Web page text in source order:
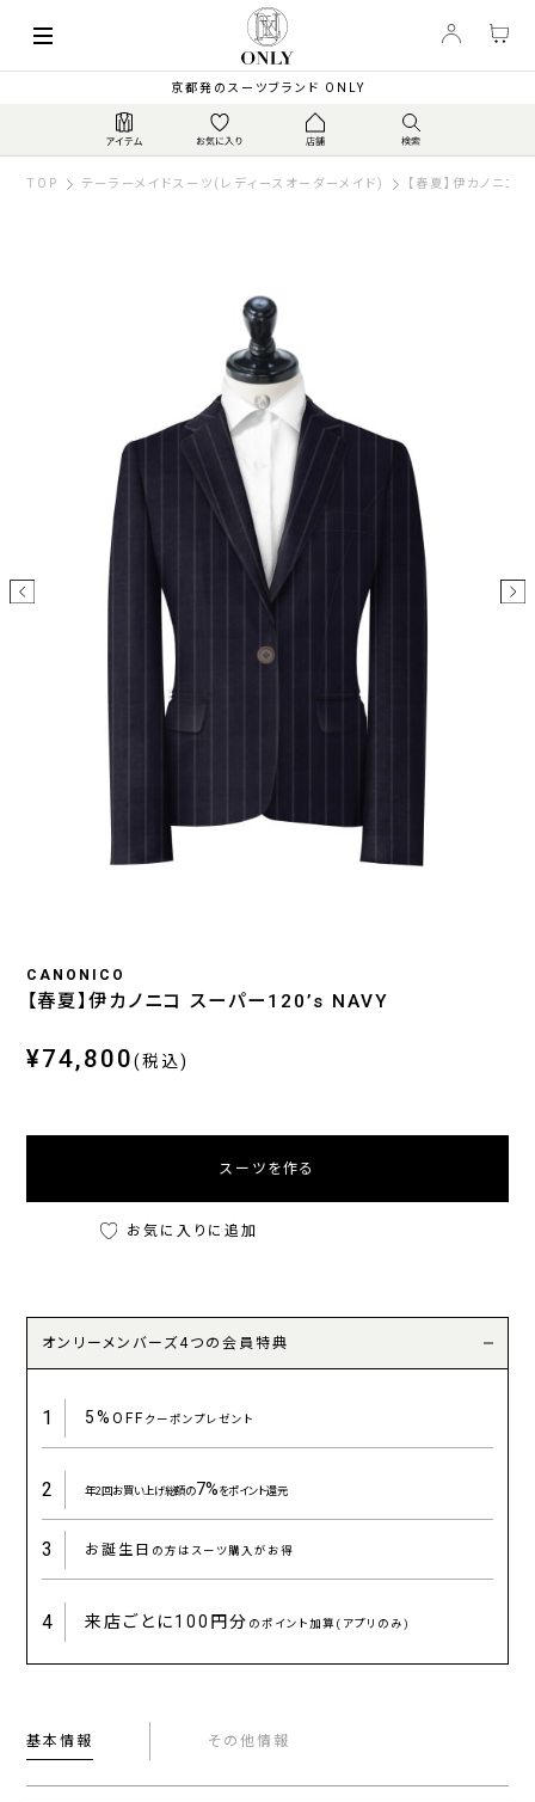
京都発のスーツブランド ONLY
TOP テーラーメイドスーツ(レディースオーダーメイド) 【春夏】伊カノニ
CANONICO
【春夏】伊カノニコ スーパー120’s NAVY
¥74,800(税込)
スーツを作る
お気に入りに追加
オンリーメンバーズ4つの会員特典
1 5%OFFクーポンプレゼント
2 年2回お買い上げ総額の7%をポイント還元
3 お誕生日 の方はスーツ購入がお得
4 来店ごとに100円分 のポイント加算(アプリのみ)
基本情報 その他情報